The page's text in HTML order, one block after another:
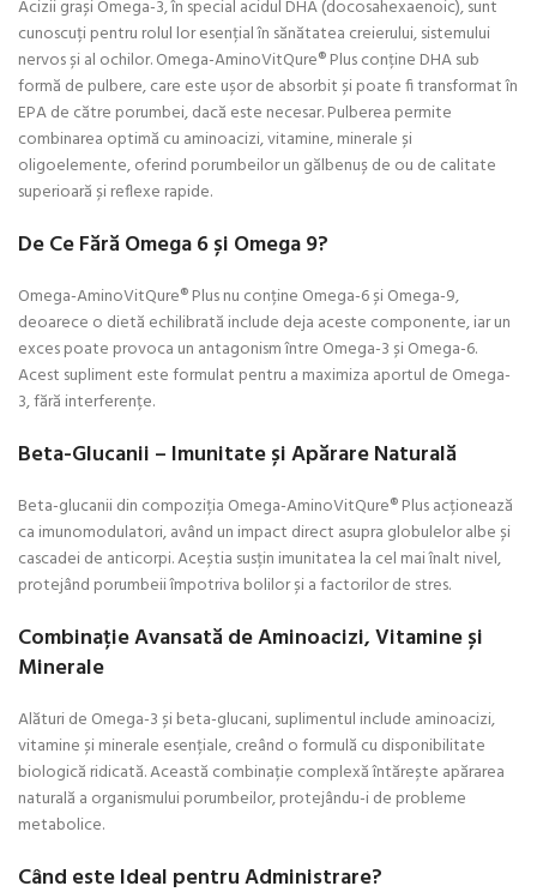
Acizii grași Omega-3, în special acidul DHA (docosahexaenoic), sunt
cunoscuți pentru rolul lor esențial în sănătatea creierului, sistemului
nervos și al ochilor. Omega-AminoVitQure® Plus conține DHA sub
formă de pulbere, care este ușor de absorbit și poate fi transformat în
EPA de către porumbei, dacă este necesar. Pulberea permite
combinarea optimă cu aminoacizi, vitamine, minerale și
oligoelemente, oferind porumbeilor un gălbenuș de ou de calitate
superioară și reflexe rapide.
De Ce Fără Omega 6 și Omega 9?
Omega-AminoVitQure® Plus nu conține Omega-6 și Omega-9,
deoarece o dietă echilibrată include deja aceste componente, iar un
exces poate provoca un antagonism între Omega-3 și Omega-6.
Acest supliment este formulat pentru a maximiza aportul de Omega-
3, fără interferențe.
Beta-Glucanii – Imunitate și Apărare Naturală
Beta-glucanii din compoziția Omega-AminoVitQure® Plus acționează
ca imunomodulatori, având un impact direct asupra globulelor albe și
cascadei de anticorpi. Aceștia susțin imunitatea la cel mai înalt nivel,
protejând porumbeii împotriva bolilor și a factorilor de stres.
Combinație Avansată de Aminoacizi, Vitamine și
Minerale
Alături de Omega-3 și beta-glucani, suplimentul include aminoacizi,
vitamine și minerale esențiale, creând o formulă cu disponibilitate
biologică ridicată. Această combinație complexă întărește apărarea
naturală a organismului porumbeilor, protejându-i de probleme
metabolice.
Când este Ideal pentru Administrare?